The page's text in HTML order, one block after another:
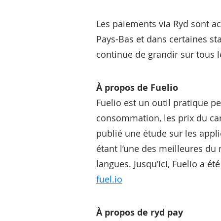
Les paiements via Ryd sont
Pays-Bas et dans certaines
continue de grandir sur tous
À propos de Fuelio
Fuelio est un outil pratique
consommation, les prix du
publié une étude sur les
étant l’une des meilleures
langues. Jusqu’ici, Fuelio a
fuel.io
À propos de ryd pay